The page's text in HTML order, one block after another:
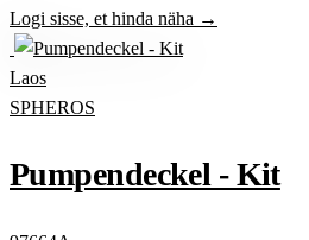
Logi sisse, et hinda näha →
Laos
SPHEROS
Pumpendeckel - Kit